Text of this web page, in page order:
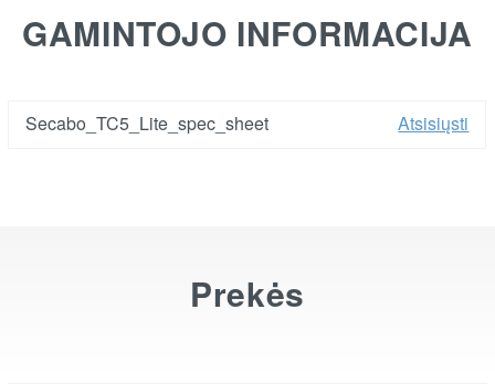
GAMINTOJO INFORMACIJA
Secabo_TC5_Lite_spec_sheet Atsisiųsti
Prekės